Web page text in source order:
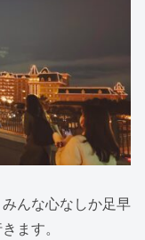
んな心なしか足早
ます。